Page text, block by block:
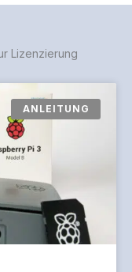
Lizenzierung
ANLEITUNG